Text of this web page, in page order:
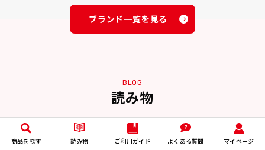
商品を探す 読み物 ご利用ガイド よくある質問 マイページ
ブランド一覧を見る
BLOG
読み物
2026-07-21
2026年 8月のスクールの日程はこちら☆